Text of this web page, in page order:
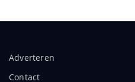
Adverteren
Contact